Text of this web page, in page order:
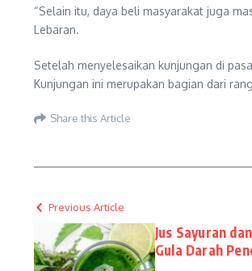
“Selain itu, daya beli masyarakat juga
Lebaran.
Setelah menyelesaikan kunjungan di
Kunjungan ini merupakan bagian dari
Share this Article
Previous Article
Jus Sayuran
Gula Darah